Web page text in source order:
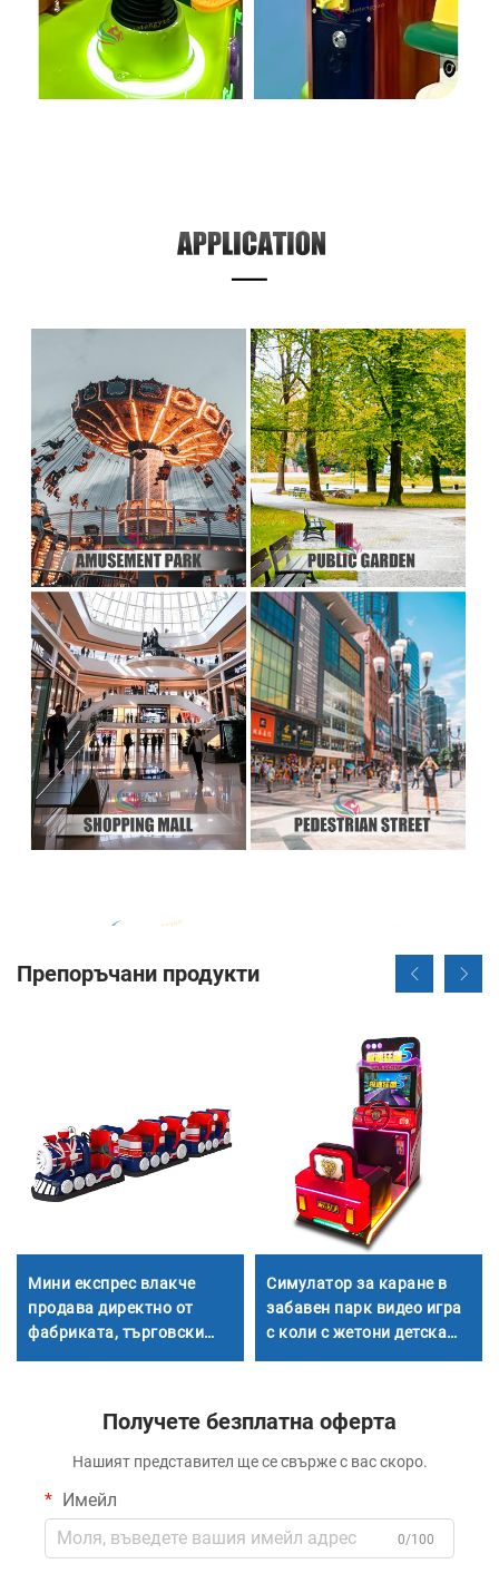
Препоръчани продукти
Мини експрес влакче
продава директно от
фабриката, търговски
влакчета за разгледане
на забележителности
Симулатор за каране в
забавен парк видео игра
с коли с жетони детска
Получете безплатна оферта
Нашият представител ще се свърже с вас скоро.
Имейл
0/100